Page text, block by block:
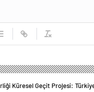
Küresel Geçit Projesi: